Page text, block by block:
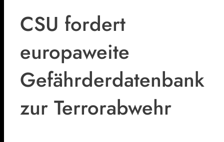
CSU fordert
europaweite
Gefährderdatenbank
zur Terrorabwehr